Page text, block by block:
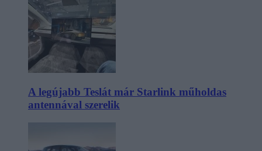
A legújabb Teslát már Starlink műholdas
antennával szerelik